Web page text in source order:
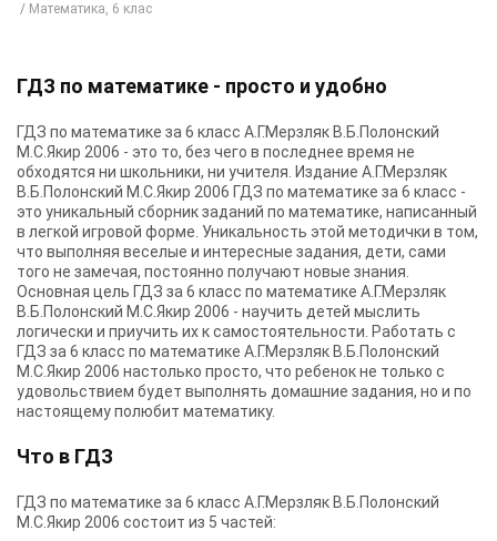
Математика, 6 клас
ГДЗ по математике - просто и удобно
ГДЗ по математике за 6 класс А.Г.Мерзляк В.Б.Полонский
М.С.Якир 2006 - это то, без чего в последнее время не
обходятся ни школьники, ни учителя. Издание А.Г.Мерзляк
В.Б.Полонский М.С.Якир 2006 ГДЗ по математике за 6 класс -
это уникальный сборник заданий по математике, написанный
в легкой игровой форме. Уникальность этой методички в том,
что выполняя веселые и интересные задания, дети, сами
того не замечая, постоянно получают новые знания.
Основная цель ГДЗ за 6 класс по математике А.Г.Мерзляк
В.Б.Полонский М.С.Якир 2006 - научить детей мыслить
логически и приучить их к самостоятельности. Работать с
ГДЗ за 6 класс по математике А.Г.Мерзляк В.Б.Полонский
М.С.Якир 2006 настолько просто, что ребенок не только с
удовольствием будет выполнять домашние задания, но и по
настоящему полюбит математику.
Что в ГДЗ
ГДЗ по математике за 6 класс А.Г.Мерзляк В.Б.Полонский
М.С.Якир 2006 состоит из 5 частей: